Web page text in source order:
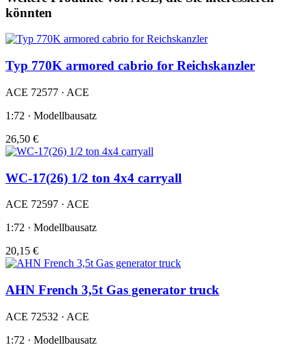
könnten
Typ 770K armored cabrio for Reichskanzler
ACE 72577 · ACE
1:72 · Modellbausatz
26,50 €
WC-17(26) 1/2 ton 4x4 carryall
ACE 72597 · ACE
1:72 · Modellbausatz
20,15 €
AHN French 3,5t Gas generator truck
ACE 72532 · ACE
1:72 · Modellbausatz